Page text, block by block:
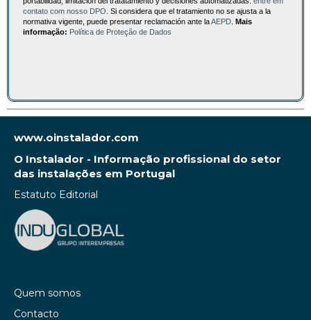
contato com nosso DPO . Si considera que el tratamiento no se ajusta a la
normativa vigente, puede presentar reclamación ante laAEPD Mais
informação: Política de Proteção de Dados
www.oinstalador.com
O Instalador - Informação profissional do setor
das instalações em Portugal
Estatuto Editorial
Quem somos
Contacto